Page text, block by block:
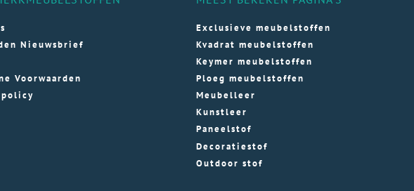
Nieuwsbrief
Voorwaarden
policy
Exclusieve meubelstoffen
Kvadrat meubelstoffen
Keymer meubelstoffen
Ploeg meubelstoffen
Meubelleer
Kunstleer
Paneelstof
Decoratiestof
Outdoor stof